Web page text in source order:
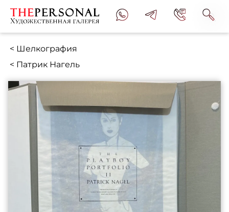
< Шелкография
< Патрик Нагель